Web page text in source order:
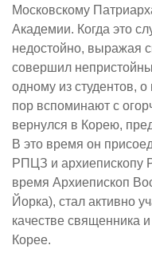
Московскому
Академии. Когда это
недостойно, выражая
совершил
одному из студентов, о
пор вспоминают с
вернулся в Корею,
В это время он
РПЦЗ и архиепископу
время Архиепископ
Йорка), стал активно
качестве
Корее.